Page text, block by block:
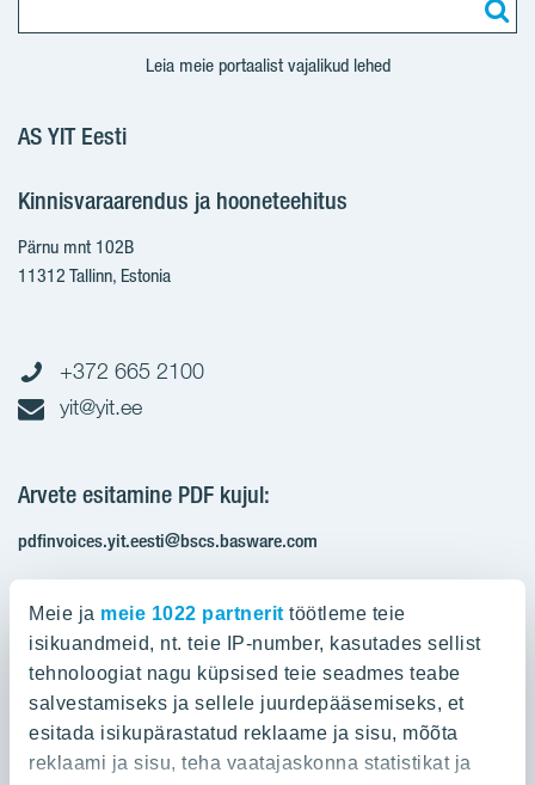
Meie ja meie 1022 partnerit töötleme teie
isikuandmeid, nt. teie IP-number, kasutades sellist
tehnoloogiat nagu küpsised teie seadmes teabe
salvestamiseks ja sellele juurdepääsemiseks, et
esitada isikupärastatud reklaame ja sisu, mõõta
reklaami ja sisu, teha vaatajaskonna statistikat ja
Leia meie portaalist vajalikud lehed
AS YIT Eesti
Kinnisvaraarendus ja hooneteehitus
Pärnu mnt 102B
11312 Tallinn, Estonia
+372 665 2100
yit@yit.ee
Arvete esitamine PDF kujul:
pdfinvoices.yit.eesti@bscs.basware.com
KMKR: EE100210897
Ettevõttest